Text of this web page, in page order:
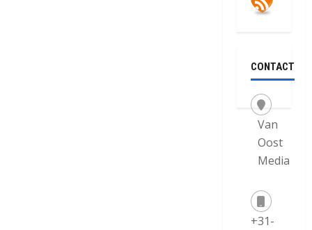
CONTACT
Van
Oost
Media
+31-